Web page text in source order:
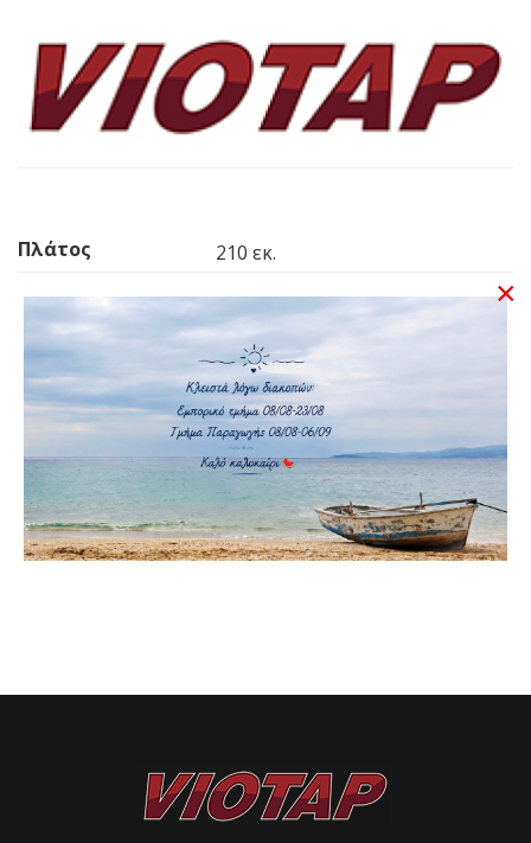
Πλάτος
210 εκ.
Ύψος
110 εκ.
Ανάπτυγμα
255 εκ.
Υλικό Αψίδων
Inox
Υλικό
Inox
Αριθμός Αψίδων
3
Τύπος Τέντας
Σκάφους
Τέντα Ηλίου / Bimini
Υλικό Υφάσματος
PVC
×